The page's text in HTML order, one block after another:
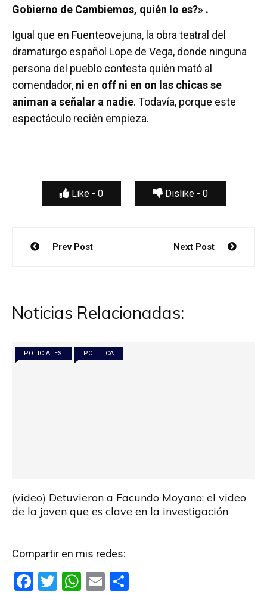
Gobierno de Cambiemos, quién lo es?» .
Igual que en Fuenteovejuna, la obra teatral del
dramaturgo español Lope de Vega, donde ninguna
persona del pueblo contesta quién mató al
comendador, ni en off ni en on las chicas se
animan a señalar a nadie. Todavía, porque este
espectáculo recién empieza.
Like - 0 Dislike - 0
Navegación
Prev Post Next Post
Noticias Relacionadas:
POLICIALES POLITICA
(video) Detuvieron a Facundo Moyano: el video
de la joven que es clave en la investigación
Compartir en mis redes:
F
T
W E